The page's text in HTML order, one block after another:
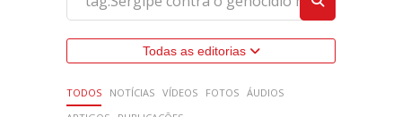
Todas as editorias
TODOS NOTÍCIAS VÍDEOS FOTOS ÁUDIOS